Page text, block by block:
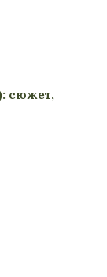
сюжет,